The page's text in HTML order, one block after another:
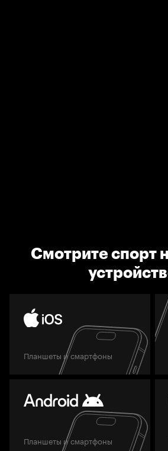
Смотрите спорт
Планшеты и смартфоны
Планшеты и смартфоны